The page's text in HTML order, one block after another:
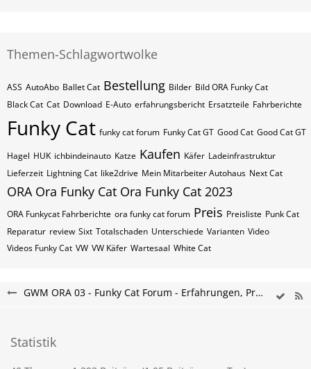
Themen-Schlagwortwolke
ASS AutoAbo Ballet Cat Bestellung Bilder Bild ORA Funky Cat
Black Cat Cat Download E-Auto erfahrungsbericht Ersatzteile Fahrberichte
Funky Cat funky cat forum Funky Cat GT Good Cat Good Cat GT
Hagel HUK ichbindeinauto Katze Kaufen Käfer Ladeinfrastruktur
Lieferzeit Lightning Cat like2drive Mein Mitarbeiter Autohaus Next Cat
ORA Ora Funky Cat Ora Funky Cat 2023
ORA Funkycat Fahrberichte ora funky cat forum Preis Preisliste Punk Cat
Reparatur review Sixt Totalschaden Unterschiede Varianten Video
Videos Funky Cat VW VW Käfer Wartesaal White Cat
GWM ORA 03 - Funky Cat Forum - Erfahrungen, Probleme & Kaufberatung
Statistik